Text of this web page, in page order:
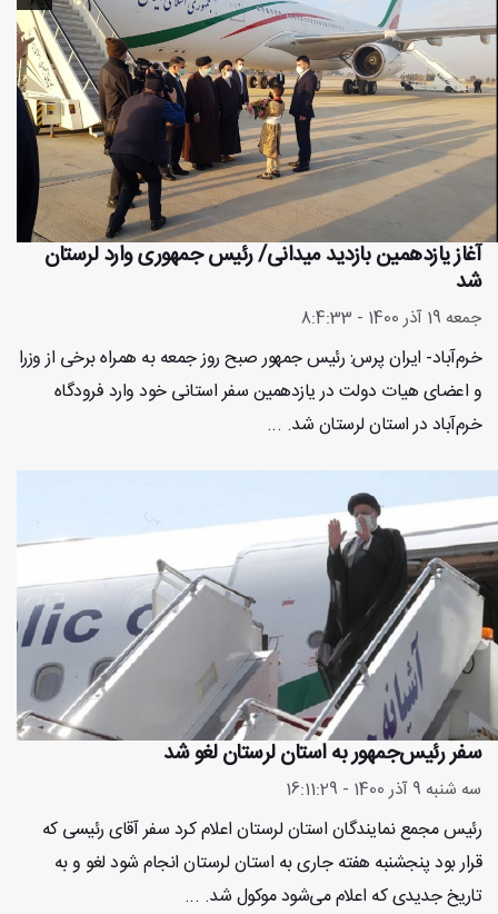
آغاز یازدهمین بازدید میدانی/ رئیس جمهوری وارد لرستان
شد
جمعه 19 آذر 1400 - 8:4:33
خرم‌آباد- ایران پرس: رئیس جمهور صبح روز جمعه به همراه برخی از وزرا
و اعضای هیات دولت در یازدهمین سفر استانی خود وارد فرودگاه
خرم‌آباد در استان لرستان شد. ...
سفر رئیس‌جمهور به استان لرستان لغو شد
سه شنبه 9 آذر 1400 - 16:11:29
رئیس مجمع نمایندگان استان لرستان اعلام کرد سفر آقای رئیسی که
قرار بود پنجشنبه هفته جاری به استان لرستان انجام شود لغو و به
تاریخ جدیدی که اعلام می‌شود موکول شد. ...